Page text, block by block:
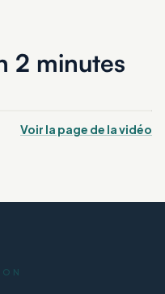
2 minutes
Voir la page de la vidéo